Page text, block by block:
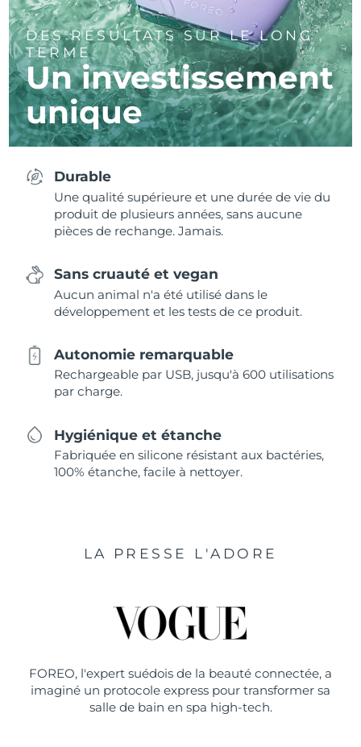
DES RÉSULTATS SUR LE LONG
TERME
Un investissement
unique
Durable
Une qualité supérieure et une durée de vie du
produit de plusieurs années, sans aucune
pièces de rechange. Jamais.
Sans cruauté et vegan
Aucun animal n'a été utilisé dans le
développement et les tests de ce produit.
Autonomie remarquable
Rechargeable par USB, jusqu'à 600 utilisations
par charge.
Hygiénique et étanche
Fabriquée en silicone résistant aux bactéries,
100% étanche, facile à nettoyer.
LA PRESSE L'ADORE
FOREO, l'expert suédois de la beauté connectée, a
imaginé un protocole express pour transformer sa
salle de bain en spa high-tech.